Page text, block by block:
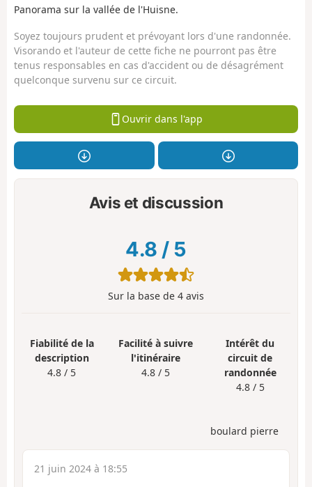
Panorama sur la vallée de l'Huisne.
Soyez toujours prudent et prévoyant lors d'une randonnée.
Visorando et l'auteur de cette fiche ne pourront pas être
tenus responsables en cas d'accident ou de désagrément
quelconque survenu sur ce circuit.
Ouvrir dans l'app
Avis et discussion
4.8 / 5
Sur la base de 4 avis
Fiabilité de la
description
4.8 / 5
Facilité à suivre
l'itinéraire
4.8 / 5
Intérêt du
circuit de
randonnée
4.8 / 5
boulard pierre
21 juin 2024 à 18:55